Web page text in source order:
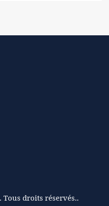
droits réservés..